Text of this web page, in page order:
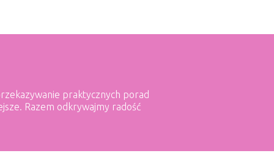
praktycznych porad
Razem odkrywajmy radość